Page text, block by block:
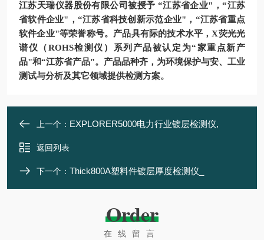
江苏天瑞仪器股份有限公司被授予 “江苏省企业"，“江苏
省软件企业"，“江苏省科技创新示范企业"，“江苏省重点
软件企业"等荣誉称号。产品具有际的技术水平，X荧光光
谱仪（ROHS检测仪）系列产品被认定为“家重点新产
品"和“江苏省产品"。产品品种齐，为环境保护与安、工业
测试与分析及其它领域提供检测方案。
上一个： EXPLORER5000电力行业镀层检测仪,
返回列表
下一个： Thick800A塑料件镀层厚度检测仪_
Order
在线留言